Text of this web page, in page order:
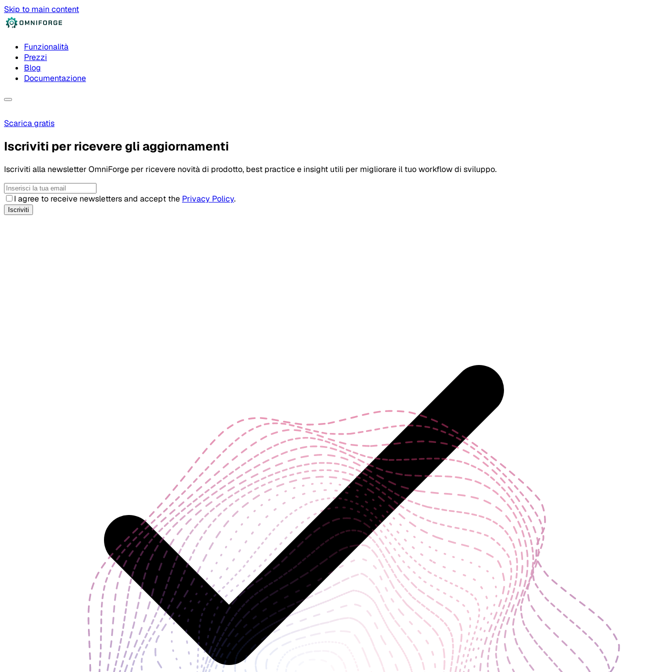
Skip to main content
Funzionalità
Prezzi
Blog
Documentazione
Scarica gratis
Iscriviti per ricevere gli aggiornamenti
Iscriviti alla newsletter OmniForge per ricevere novità di prodotto, best practice e insight utili per migliorare il tuo workflow di sviluppo.
I agree to receive newsletters and accept the Privacy Policy.
Iscriviti